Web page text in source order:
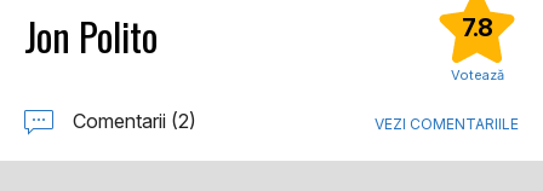
Jon Polito 7.8
Votează
Comentarii (2) VEZI COMENTARIILE